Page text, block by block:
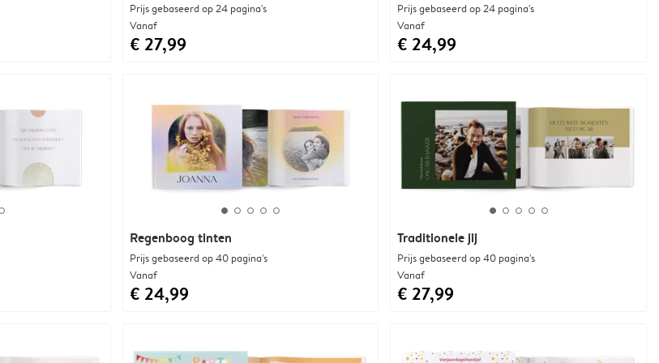
Prijs gebaseerd op 24 pagina's
Vanaf
€ 27,99
Prijs gebaseerd op 24 pagina's
Vanaf
€ 24,99
Regenboog tinten
Prijs gebaseerd op 40 pagina's
Vanaf
€ 24,99
Traditionele jij
Prijs gebaseerd op 40 pagina's
Vanaf
€ 27,99